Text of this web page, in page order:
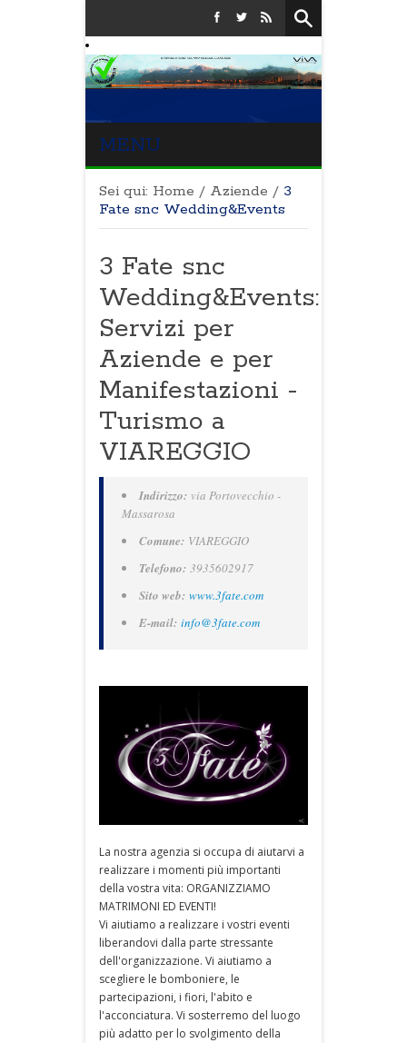
MENU
Sei qui: Home / Aziende / 3
Fate snc Wedding&Events
3 Fate snc
Wedding&Events:
Servizi per
Aziende e per
Manifestazioni -
Turismo a
VIAREGGIO
Indirizzo: via Portovecchio -
Massarosa
Comune: VIAREGGIO
Telefono: 3935602917
Sito web: www.3fate.com
E-mail: info@3fate.com
La nostra agenzia si occupa di aiutarvi a
realizzare i momenti più importanti
della vostra vita: ORGANIZZIAMO
MATRIMONI ED EVENTI!
Vi aiutiamo a realizzare i vostri eventi
liberandovi dalla parte stressante
dell'organizzazione. Vi aiutiamo a
scegliere le bomboniere, le
partecipazioni, i fiori, l'abito e
l'acconciatura. Vi sosterremo del luogo
più adatto per lo svolgimento della